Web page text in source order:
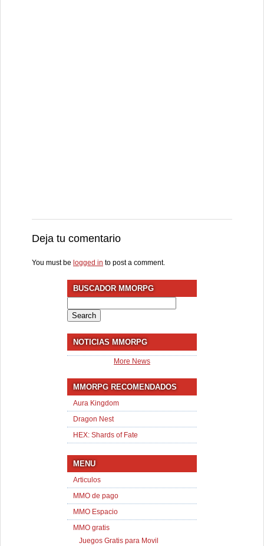
Deja tu comentario
You must be logged in to post a comment.
BUSCADOR MMORPG
for:
NOTICIAS MMORPG
More News
MMORPG RECOMENDADOS
Aura Kingdom
Dragon Nest
HEX: Shards of Fate
MENU
Articulos
MMO de pago
MMO Espacio
MMO gratis
Juegos Gratis para Movil